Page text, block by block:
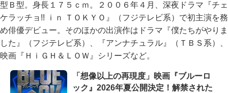
型Ｂ型。身長１７５ｃｍ。２００６年４月、深夜ドラマ『チェ
ケラッチョ!! ｉｎ ＴＯＫＹＯ』（フジテレビ系）で初主演を務
め俳優デビュー。そのほかの出演作はドラマ『僕たちがやりま
した』（フジテレビ系）、『アンナチュラル』（ＴＢＳ系）、
映画『ＨｉＧＨ＆ＬＯＷ』シリーズなど。
「想像以上の再現度」映画『ブルーロ
ック』2026年夏公開決定！解禁された